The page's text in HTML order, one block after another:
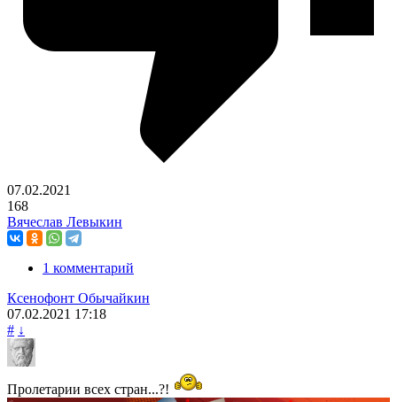
07.02.2021
168
Вячеслав Левыкин
1 комментарий
Ксенофонт Обычайкин
07.02.2021 17:18
# ↓
Пролетарии всех стран...?!